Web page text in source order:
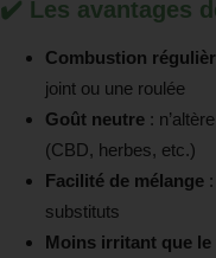
✔️ Les avantages
Combustion
joint ou une roulée
Goût neutre:
(CBD, herbes, etc.)
Facilité de mélange:
substituts
Moins irritant que le